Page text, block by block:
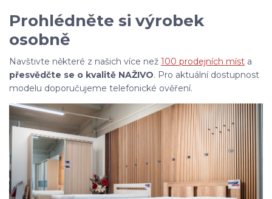
Prohlédněte si výrobek
osobně
Navštivte některé z našich více než 100 prodejních míst a
přesvědčte se o kvalitě NAŽIVO. Pro aktuální dostupnost
modelu doporučujeme telefonické ověření.